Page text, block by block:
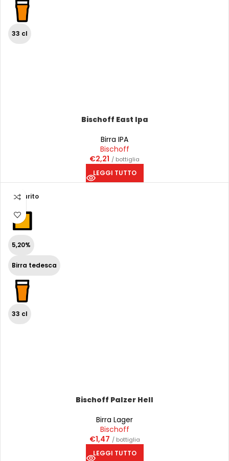
33 cl
Bischoff East Ipa
Birra IPA
Bischoff
€2,21 / bottiglia
LEGGI TUTTO
Esaurito
5,20%
Birra tedesca
33 cl
Bischoff Palzer Hell
Birra Lager
Bischoff
€1,47 / bottiglia
LEGGI TUTTO